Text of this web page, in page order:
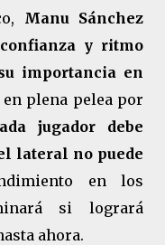
Manu Sánchez
y ritmo
importancia en
en plena pelea por
jugador debe
lateral no puede
en los
si logrará
ahora.